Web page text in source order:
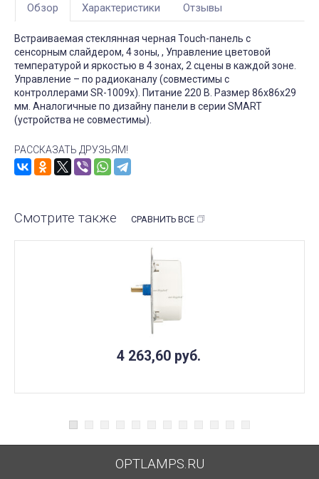
Обзор Характеристики Отзывы
Встраиваемая стеклянная черная Touch-панель с
сенсорным слайдером, 4 зоны, , Управление цветовой
температурой и яркостью в 4 зонах, 2 сцены в каждой зоне.
Управление – по радиоканалу (совместимы с
контроллерами SR-1009x). Питание 220 В. Размер 86x86x29
мм. Аналогичные по дизайну панели в серии SMART
(устройства не совместимы).
РАССКАЗАТЬ ДРУЗЬЯМ!
Смотрите также СРАВНИТЬ ВСЕ
4 263,60 руб.
OPTLAMPS.RU